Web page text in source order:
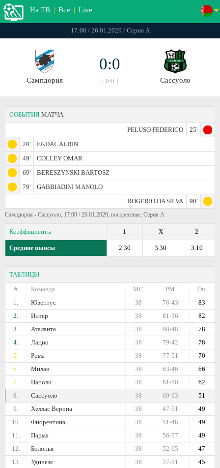
На ТВ | Все | Live
17:00 / 26.01.2020 / Серия А
Сампдория
0:0
[ 0:0 ] Сассуоло
СОБЫТИЯ МАТЧА
PELUSO FEDERICO
25'
28'
EKDAL ALBIN
49'
COLLEY OMAR
69'
BERESZYNSKI BARTOSZ
79'
GABBIADINI MANOLO
ROGERIO DA SILVA
90'
Сампдория - Сассуоло, 17:00 / 26.01.2020, воскресенье, Серия А
Коэффициенты 2
X
1
Средние шансы 3.10
3.30
2.30
ТАБЛИЦЫ
#
Команда Оч.
РМ
МС
1.
Ювентус 83
76-43
38
2.
Интер 82
81-36
38
3.
Аталанта 78
98-48
38
4.
Лацио 78
79-42
38
5.
Рома 70
77-51
38
6.
Милан 66
63-46
38
7.
Наполи 62
61-50
38
8.
Сассуоло 51
69-63
38
9.
Хеллас Верона 49
47-51
38
10.
Фиорентина 49
51-48
38
11.
Парма 49
56-57
38
12.
Болонья 47
52-65
38
13.
Удинезе 45
37-51
38